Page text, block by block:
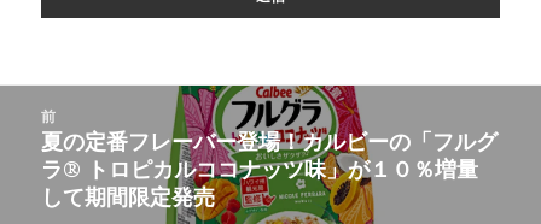
前
前
の
投
夏の定番フレーバー登場！カルビーの「フルグ
ラ® トロピカルココナッツ味」が１０％増量
して期間限定発売